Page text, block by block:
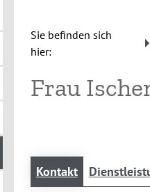
Sie befinden sich
hier:
Frau
Kontakt